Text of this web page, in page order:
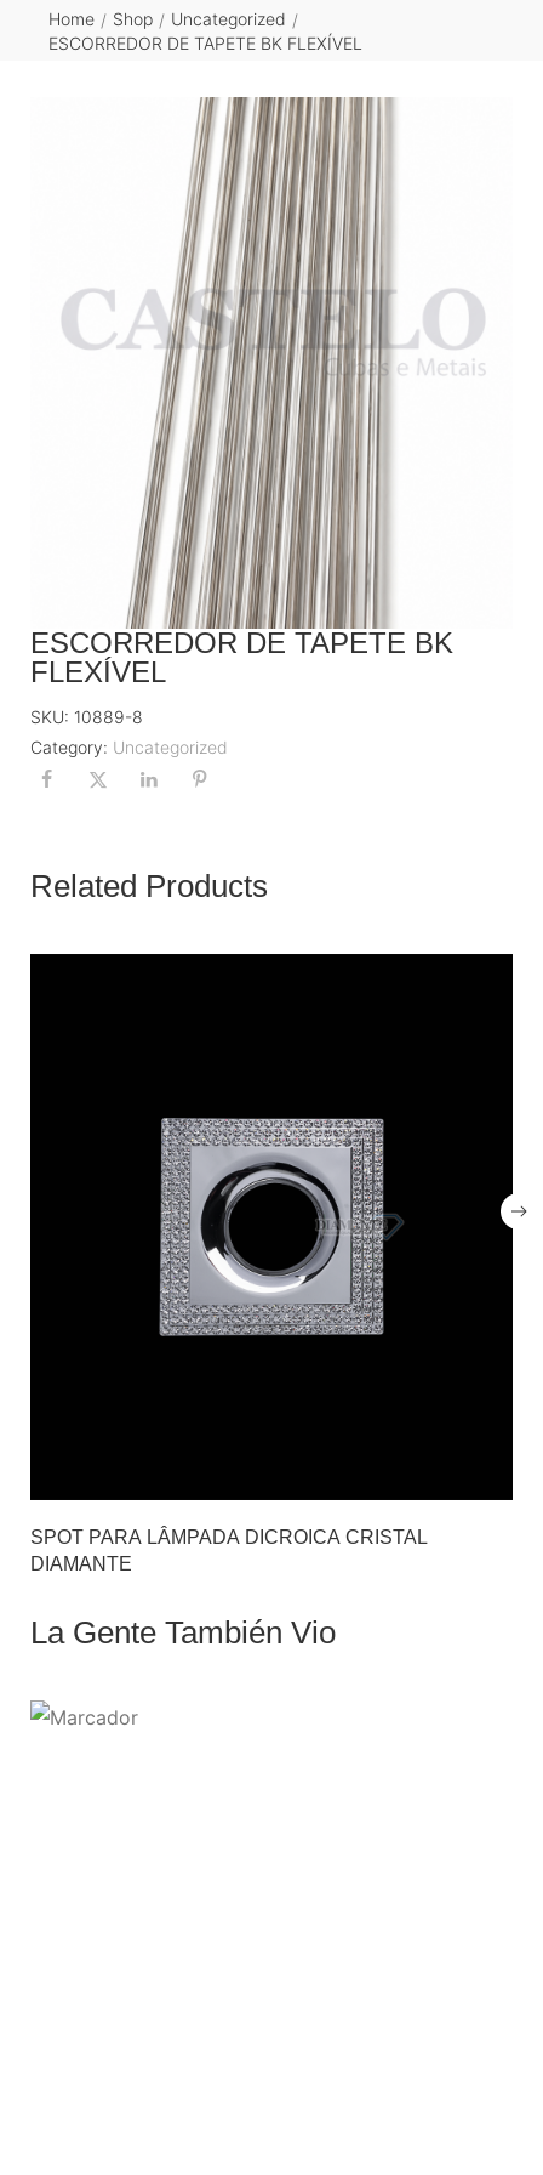
Home / Shop / Uncategorized /
ESCORREDOR DE TAPETE BK FLEXÍVEL
ESCORREDOR DE TAPETE BK
FLEXÍVEL
SKU: 10889-8
Category: Uncategorized
Related Products
SPOT PARA LÂMPADA DICROICA CRISTAL
DIAMANTE
La Gente También Vio